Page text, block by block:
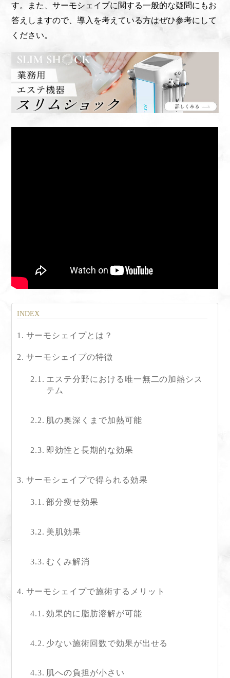
す。また、サーモシェイプに関する一般的な疑問にもお
答えしますので、導入を考えている方はぜひ参考にして
ください。
サーモシェイプとは？
サーモシェイプの特徴
エステ分野における唯一無二の加熱シス
テム
肌の奥深くまで加熱可能
即効性と長期的な効果
サーモシェイプで得られる効果
部分痩せ効果
美肌効果
むくみ解消
サーモシェイプで施術するメリット
効果的に脂肪溶解が可能
少ない施術回数で効果が出せる
肌への負担が小さい